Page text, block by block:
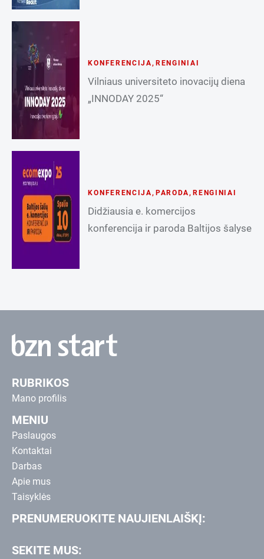
KONFERENCIJA, RENGINIAI
Vilniaus universiteto inovacijų diena
„INNODAY 2025“
KONFERENCIJA, PARODA, RENGINIAI
Didžiausia e. komercijos
konferencija ir paroda Baltijos šalyse
RUBRIKOS
Mano profilis
MENIU
Paslaugos
Kontaktai
Darbas
Apie mus
Taisyklės
PRENUMERUOKITE NAUJIENLAIŠKĮ:
SEKITE MUS: